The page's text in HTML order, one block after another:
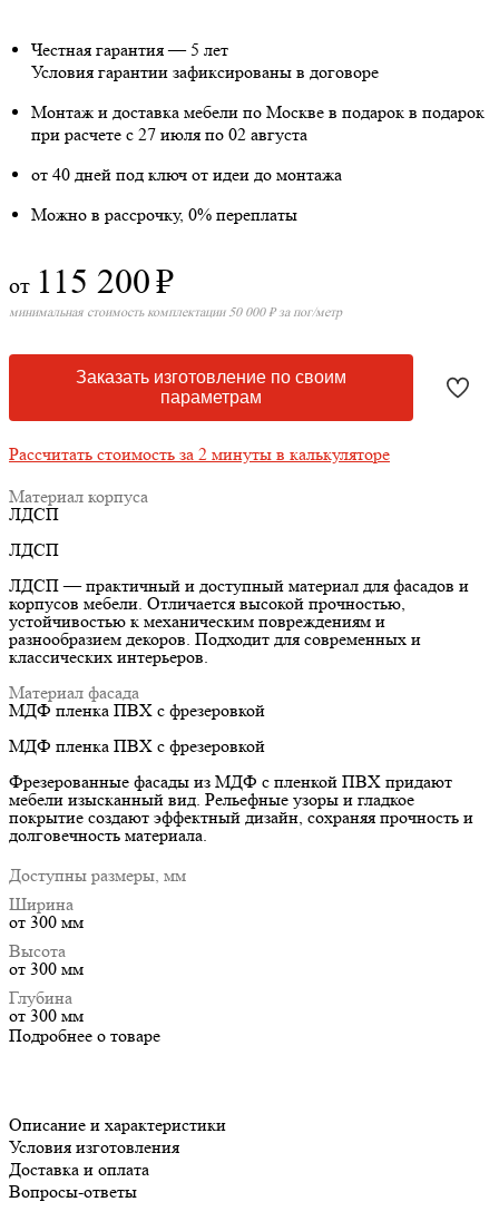
Честная гарантия — 5 лет
Условия гарантии зафиксированы в договоре
Монтаж и доставка мебели по Москве в подарок в подарок
при расчете с 27 июля по 02 августа
от 40 дней под ключ от идеи до монтажа
Можно в рассрочку, 0% переплаты
от 115 200₽
минимальная стоимость комплектации 50 000 ₽ за пог/метр
Заказать изготовление по своим
параметрам
Рассчитать стоимость за 2 минуты в калькуляторе
Материал корпуса
ЛДСП
ЛДСП
ЛДСП — практичный и доступный материал для фасадов и
корпусов мебели. Отличается высокой прочностью,
устойчивостью к механическим повреждениям и
разнообразием декоров. Подходит для современных и
классических интерьеров.
Материал фасада
МДФ пленка ПВХ с фрезеровкой
МДФ пленка ПВХ с фрезеровкой
Фрезерованные фасады из МДФ с пленкой ПВХ придают
мебели изысканный вид. Рельефные узоры и гладкое
покрытие создают эффектный дизайн, сохраняя прочность и
долговечность материала.
Доступны размеры, мм
Ширина
от 300 мм
Высота
от 300 мм
Глубина
от 300 мм
Подробнее о товаре
Описание и характеристики
Условия изготовления
Доставка и оплата
Вопросы-ответы